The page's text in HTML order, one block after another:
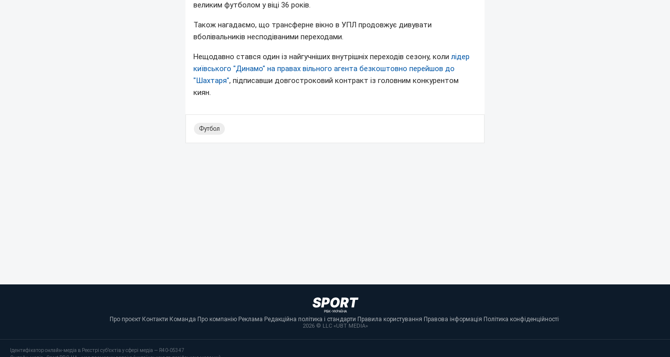
великим футболом у віці 36 років.
Також нагадаємо, що трансферне вікно в УПЛ продовжує дивувати
вболівальників несподіваними переходами.
Нещодавно стався один із найгучніших внутрішніх переходів сезону, коли лідер
київського "Динамо" на правах вільного агента безкоштовно перейшов до
"Шахтаря", підписавши довгостроковий контракт із головним конкурентом
киян.
Футбол
Про проєкт· Контакти· Команда· Про компанію· Реклама· Редакційна політика і стандарти· Правила користування· Правова інформація· Політика конфіденційності·
2026 © LLC «UBT MEDIA»
Ідентифікатор онлайн-медіа в Реєстрі суб’єктів у сфері медіа — R40-05347